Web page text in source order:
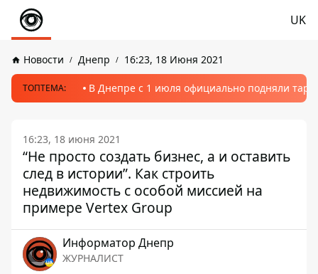
UK
Новости Днепр 16:23, 18 Июня 2021
ТОПТЕМА: В Днепре с 1 июля официально подняли
16:23, 18 июня 2021
“Не просто создать бизнес, а и оставить
след в истории”. Как строить
недвижимость с особой миссией на
примере Vertex Group
Информатор Днепр
ЖУРНАЛИСТ